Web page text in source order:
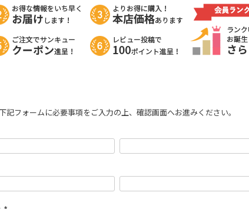
下記フォームに必要事項をご入力の上、確認画面へお進みください。